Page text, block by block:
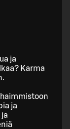
ja
Karma
ja